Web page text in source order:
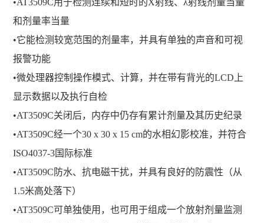
•AT3509C用于检测连续和短时的X射线、λ射线剂量当量
和剂量率当量
•它能检测较宽范围的剂量率，并具有单独的声音和可视
报警功能
•微处理器控制操作模式、计算，并在带有背光的LCD上
显示数据以及执行自检
•AT3509C关闭后，内存中仍存有累计剂量及其历史纪录
•AT3509C经一个30 x 30 x 15 cm的水相幻影校准，并符合
ISO4037-3国际标准
•AT3509C防水、抗电磁干扰，并具有良好的防震性（从
1.5米高处落下）
•AT3509C可单独使用，也可用于组成一个放射剂量监测